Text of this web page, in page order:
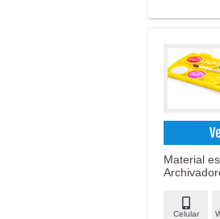
Material
Celular